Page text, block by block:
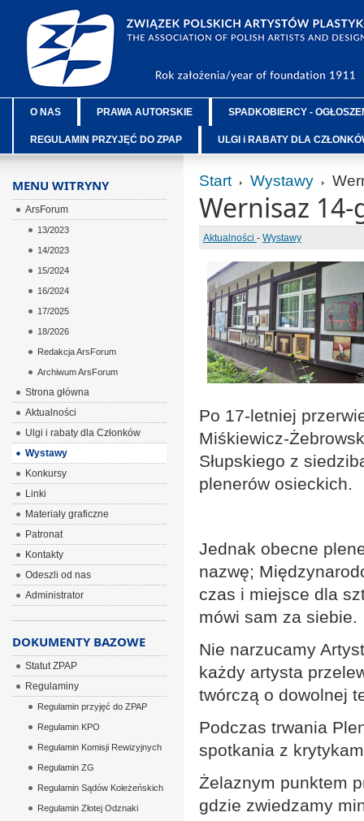
O NAS PRAWA AUTORSKIE SPADKOBIERCY -
REGULAMIN PRZYJĘĆ DO ZPAP ULGI i RABATY DLA
Start Wystawy
Wernisaz
Aktualności - Wystawy
Po 17-letniej
Miśkiewicz-
Słupskiego z
plenerów osieckich.
Jednak obecne
nazwę;
czas i miejsce dla
mówi sam za siebie.
Nie narzucamy
każdy artysta
twórczą o dowolnej
Podczas trwania
spotkania z
Żelaznym punktem
gdzie zwiedzamy
MENU WITRYNY
ArsForum
13/2023
14/2023
15/2024
16/2024
17/2025
18/2026
Redakcja ArsForum
Archiwum ArsForum
Strona główna
Aktualności
Ulgi i rabaty dla Członków
Wystawy
Konkursy
Linki
Materiały graficzne
Patronat
Kontakty
Odeszli od nas
Administrator
DOKUMENTY BAZOWE
Statut ZPAP
Regulaminy
Regulamin przyjęć do ZPAP
Regulamin KPO
Regulamin Komisji Rewizyjnych
Regulamin ZG
Regulamin Sądów Koleżeńskich
Regulamin Złotej Odznaki